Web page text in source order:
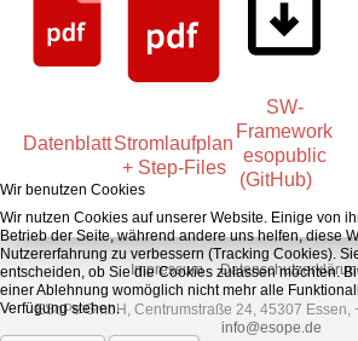
DatenblattStromlaufplan
+ Step-Files
SW-
Framework
esopublic
(GitHub)
Impressum
ESoPe GmbH, Centrumstraße 24, 45307 Essen,
info@esope.de
Wir benutzen Cookies
Wir nutzen Cookies auf unserer Website. Einige von
Betrieb der Seite, während andere uns helfen, diese
Nutzererfahrung zu verbessern (Tracking Cookies).
entscheiden, ob Sie die Cookies zulassen möchten.
einer Ablehnung womöglich nicht mehr alle
Verfügung stehen.